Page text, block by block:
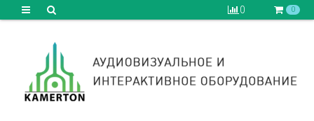
0 0